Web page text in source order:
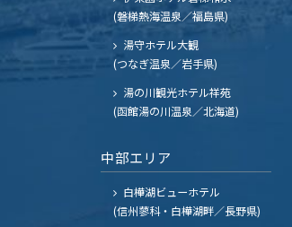
(磐梯熱海温泉／福島県)
湯守ホテル大観
(つなぎ温泉／岩手県)
湯の川観光ホテル祥苑
(函館湯の川温泉／北海道)
中部エリア
白樺湖ビューホテル
(信州蓼科・白樺湖畔／長野県)